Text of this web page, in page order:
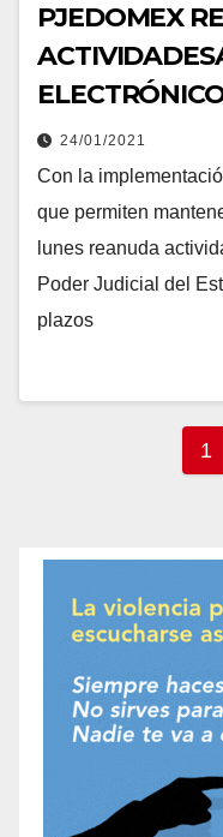
PJEDOMEX
24/01/2021
Con la
que permiten
lunes reanuda
Poder Judicial del
plazos
1